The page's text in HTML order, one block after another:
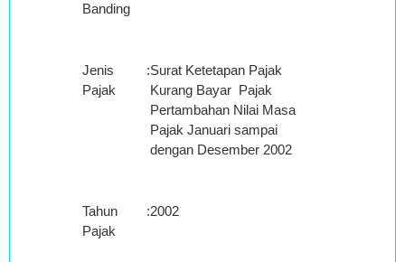
Banding
Jenis
Pajak
:Surat Ketetapan Pajak
Kurang Bayar Pajak
Pertambahan Nilai Masa
Pajak Januari sampai
dengan Desember 2002
Tahun
Pajak
:2002